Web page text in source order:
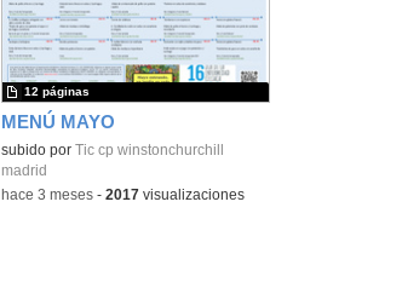
MENÚ MAYO
subido por
Tic cp winstonchurchill
madrid
12 páginas
-hace 3 meses- 2017visualizaciones